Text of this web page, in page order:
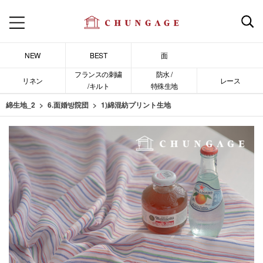
NEW BEST 面
リネン
フランスの刺繍
/キルト
防水 /
特殊生地
レース
綿生地_2 6.面婚방院団 1)綿混紡プリント生地